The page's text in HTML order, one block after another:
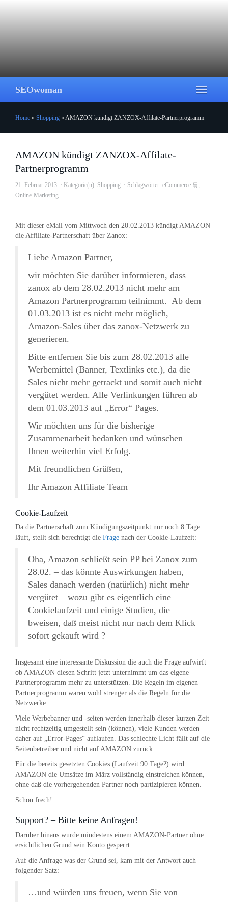
Toggle
SEOwoman
Home » Shopping »AMAZON kündigt ZANZOX-Affilate-Partnerprogramm
AMAZON kündigt ZANZOX-Affilate-
Partnerprogramm
21. Februar 2013 Kategorie(n): Shopping Schlagwörter: eCommerce 🛒,
Online-Marketing
Mit dieser eMail vom Mittwoch den 20.02.2013 kündigt AMAZON
die Affiliate-Partnerschaft über Zanox:
Liebe Amazon Partner,
wir möchten Sie darüber informieren, dass
zanox ab dem 28.02.2013 nicht mehr am
Amazon Partnerprogramm teilnimmt. Ab dem
01.03.2013 ist es nicht mehr möglich,
Amazon-Sales über das zanox-Netzwerk zu
generieren.
Bitte entfernen Sie bis zum 28.02.2013 alle
Werbemittel (Banner, Textlinks etc.), da die
Sales nicht mehr getrackt und somit auch nicht
vergütet werden. Alle Verlinkungen führen ab
dem 01.03.2013 auf „Error“ Pages.
Wir möchten uns für die bisherige
Zusammenarbeit bedanken und wünschen
Ihnen weiterhin viel Erfolg.
Mit freundlichen Grüßen,
Ihr Amazon Affiliate Team
Cookie-Laufzeit
Da die Partnerschaft zum Kündigungszeitpunkt nur noch 8 Tage
läuft, stellt sich berechtigt die Frage nach der Cookie-Laufzeit:
Oha, Amazon schließt sein PP bei Zanox zum
28.02. – das könnte Auswirkungen haben,
Sales danach werden (natürlich) nicht mehr
vergütet – wozu gibt es eigentlich eine
Cookielaufzeit und einige Studien, die
bweisen, daß meist nicht nur nach dem Klick
sofort gekauft wird ?
Insgesamt eine interessante Diskussion die auch die Frage aufwirft
ob AMAZON diesen Schritt jetzt unternimmt um das eigene
Partnerprogramm mehr zu unterstützen. Die Regeln im eigenen
Partnerprogramm waren wohl strenger als die Regeln für die
Netzwerke.
Viele Werbebanner und -seiten werden innerhalb dieser kurzen Zeit
nicht rechtzeitig umgestellt sein (können), viele Kunden werden
daher auf „Error-Pages“ auflaufen. Das schlechte Licht fällt auf die
Seitenbetreiber und nicht auf AMAZON zurück.
Für die bereits gesetzten Cookies (Laufzeit 90 Tage?) wird
AMAZON die Umsätze im März vollständig einstreichen können,
ohne daß die vorhergehenden Partner noch partizipieren können.
Schon frech!
Support? – Bitte keine Anfragen!
Darüber hinaus wurde mindestens einem AMAZON-Partner ohne
ersichtlichen Grund sein Konto gesperrt.
Auf die Anfrage was der Grund sei, kam mit der Antwort auch
folgender Satz:
…und würden uns freuen, wenn Sie von